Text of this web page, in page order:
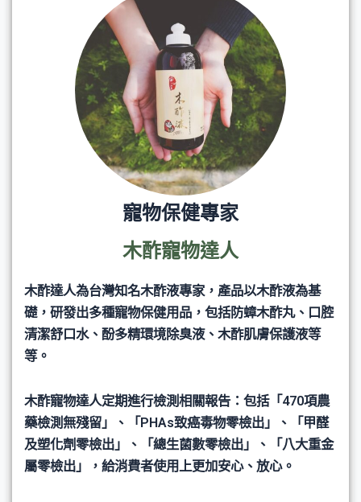
寵物保健專家
木酢寵物達人
木酢達人為台灣知名木酢液專家，產品以木酢液為基
礎，研發出多種寵物保健用品，包括防蟑木酢丸、口腔
清潔舒口水、酚多精環境除臭液、木酢肌膚保護液等
等。
木酢寵物達人定期進行檢測相關報告：包括「470項農
藥檢測無殘留」、「PHAs致癌毒物零檢出」、「甲醛
及塑化劑零檢出」、「總生菌數零檢出」、「八大重金
屬零檢出」，給消費者使用上更加安心、放心。